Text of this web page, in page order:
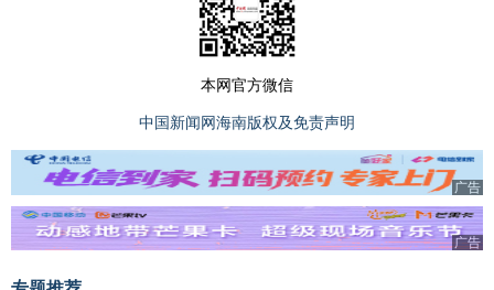
本网官方微信
中国新闻网海南版权及免责声明
广告
广告